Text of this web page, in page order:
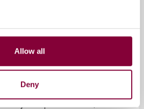
Allow all
Deny
er als werk én
de meest urgente observaties
over talentontwikkeling. AI
waarin mensen traditioneel het